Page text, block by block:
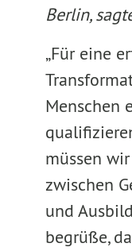
Berlin,
„Für eine
Menschen
müssen
zwischen
und
begrüße,